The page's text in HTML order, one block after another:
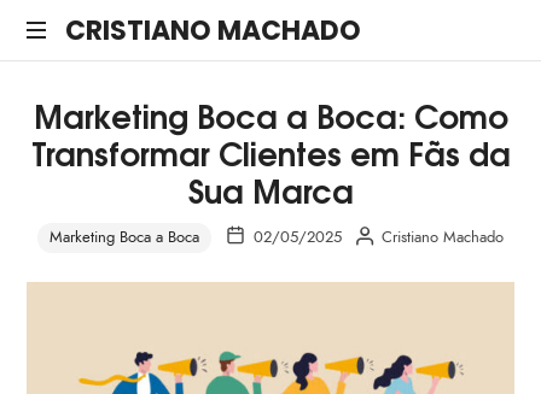
CRISTIANO
CRISTIANO MACHADO
é
o
site
palestrante
Experiência
Marketing Boca a Boca: Como
Transformar Clientes em Fãs da
Sua Marca
Marketing Boca a Boca 02/05/2025 Cristiano Machado